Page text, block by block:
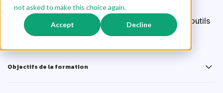
not asked to make this choice again.
Accept Decline
pour booster sa productivité et sa créativité au
quotidien, tout en apprenant à personnaliser ses outils
et à créer son propre Assistant IA.
Objectifs de la formation